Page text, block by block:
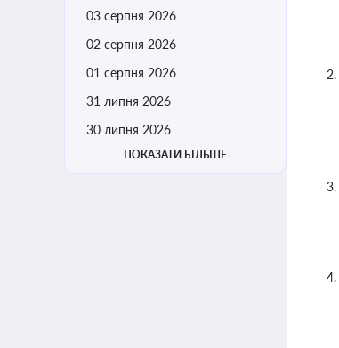
03 серпня 2026
02 серпня 2026
01 серпня 2026
31 липня 2026
30 липня 2026
ПОКАЗАТИ БІЛЬШЕ